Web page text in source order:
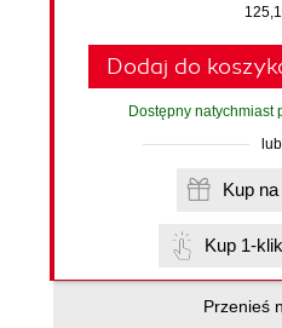
Dodaj do
Dostępny natychmiast
lub
Kup 1-
Przenieś